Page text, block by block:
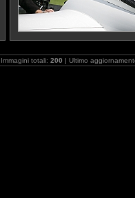
Immagini totali: 200 | Ultimo